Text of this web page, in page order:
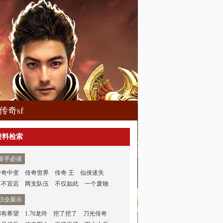
奇sf
料检索
手必读
奇中变
传奇世界 传奇 王
仙侠迷失
宜迟
两支队伍 不仅如此 一个废物
业展示
希望
1.76龙吟 挖了挖了
刀光传奇